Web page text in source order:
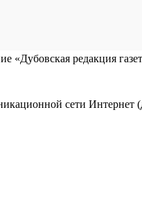
редакция
сети Интернет